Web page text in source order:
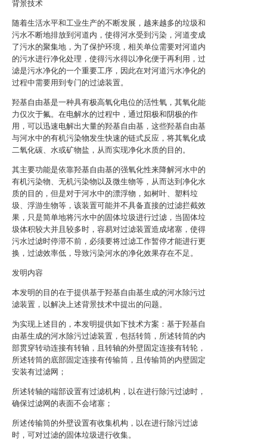
背景技术
随着生活水平和工业生产的不断发展，越来越多的垃圾和
污水不断地排放到河道内，使得河水受到污染，河道变成
了污水的聚集地，为了保护环境，相关单位需要对河道内
的污水进行净化处理，使得污水得以净化便于再利用，过
滤是污水净化的一个重要工序，因此在对河道污水净化的
过程中需要用到专门的过滤装置。
羟基自由基是一种具有极高氧化电位的活性氧，其氧化能
力仅次于氟。在电解水的过程中，通过阳极和阴极的作
用，可以迅速电解出大量的羟基自由基，这些羟基自由基
与河水中的有机污染物发生快速的链式反应，将其氧化成
二氧化碳、水或矿物盐，从而实现净化水质的目的。
其主要功能是依靠羟基自由基的强氧化性来降解河水中的
有机污染物、无机污染物以及微生物等，从而达到净化水
质的目的，但是对于河水中的漂浮物，如树叶、塑料垃
圾、浮游生物等，该装置可能并不具备直接的过滤拦截效
果，只是简单地将污水中的固体垃圾进行过滤，当固体垃
圾体积较大并且较多时，容易对过滤装置造成堵塞，使得
污水过滤时停滞不前，必须要将过滤工作暂停才能进行更
换，过滤效率低，导致污染河水的净化效果存在不足。
发明内容
本发明的目的在于提供基于羟基自由基生成的河水除污过
滤装置，以解决上述背景技术中提出的问题。
为实现上述目的，本发明提供如下技术方案：基于羟基自
由基生成的河水除污过滤装置，包括转筒，所述转筒的内
部贯穿转动连接有转轴，且转轴的外壁固定连接有转轮，
所述转筒的底部固定连接有传输筒，且传输筒的内壁固定
安装有过滤网；
所述转轴的端部设置有过滤机构，以在进行除污过滤时，
确保过滤网的表面不会堵塞；
所述传输筒的外壁设置有收集机构，以在进行除污过滤
时，可对过滤的固体垃圾进行收集。